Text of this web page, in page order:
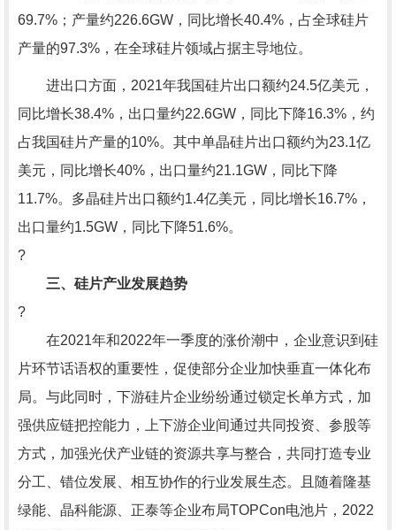
69.7%；产量约226.6GW，同比增长40.4%，占全球硅片
产量的97.3%，在全球硅片领域占据主导地位。
进出口方面，2021年我国硅片出口额约24.5亿美元，
同比增长38.4%，出口量约22.6GW，同比下降16.3%，约
占我国硅片产量的10%。其中单晶硅片出口额约为23.1亿
美元，同比增长40%，出口量约21.1GW，同比下降
11.7%。多晶硅片出口额约1.4亿美元，同比增长16.7%，
出口量约1.5GW，同比下降51.6%。
?
三、硅片产业发展趋势
?
在2021年和2022年一季度的涨价潮中，企业意识到硅
片环节话语权的重要性，促使部分企业加快垂直一体化布
局。与此同时，下游硅片企业纷纷通过锁定长单方式，加
强供应链把控能力，上下游企业间通过共同投资、参股等
方式，加强光伏产业链的资源共享与整合，共同打造专业
分工、错位发展、相互协作的行业发展生态。且随着隆基
绿能、晶科能源、正泰等企业布局TOPCon电池片，2022